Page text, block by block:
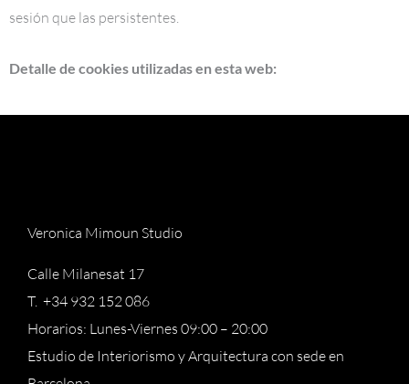
sesión que las persistentes.
Detalle de cookies utilizadas en esta web:
Veronica Mimoun Studio
Calle Milanesat 17
T. +34 932 152 086
Horarios: Lunes-Viernes 09:00 – 20:00
Estudio de Interiorismo y Arquitectura con sede en